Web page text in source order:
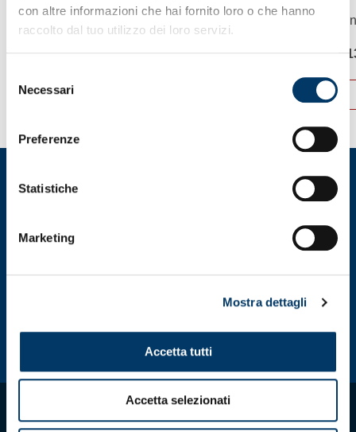
con altre informazioni che hai fornito loro o che hanno
raccolto dal tuo utilizzo dei loro servizi.
delNecessari
Preferenze
Statistiche
Marketing
Mostra dettagli
Accetta tutti
Accetta selezionati